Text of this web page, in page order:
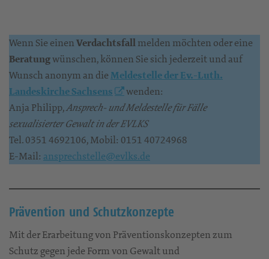
Wenn Sie einenVerdachtsfallmelden möchten oder eine
Beratungwünschen, können Sie sich jederzeit und auf
Wunsch anonym an dieMeldestelle der Ev.-Luth.
Landeskirche Sachsens
wenden:
Anja Philipp,Ansprech- und Meldestelle für Fälle
sexualisierter Gewalt in der EVLKS
Tel. 0351 4692106, Mobil: 0151 40724968
E-Mail: ansprechstelle@evlks.de
Prävention und Schutzkonzepte
Mit der Erarbeitung von Präventionskonzepten zum
Schutz gegen jede Form von Gewalt und